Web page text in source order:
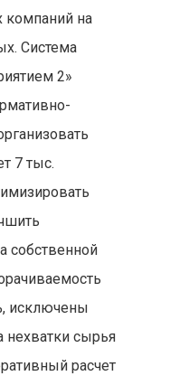
компаний на
Система
2»
7 тыс.
собственной
исключены
нехватки сырья
расчет